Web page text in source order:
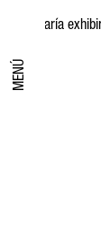
MENÚ
¿Te gustaría